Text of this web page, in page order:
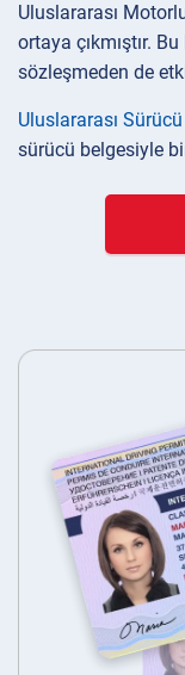
Uluslararası
ortaya çıkmıştır.
sözleşmeden de
Uluslararası
sürücü belgesiyle